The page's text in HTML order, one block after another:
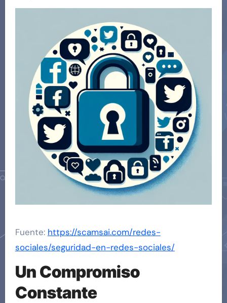
Fuente: https://scamsai.com/redes-
sociales/seguridad-en-redes-sociales/
Un Compromiso
Constante